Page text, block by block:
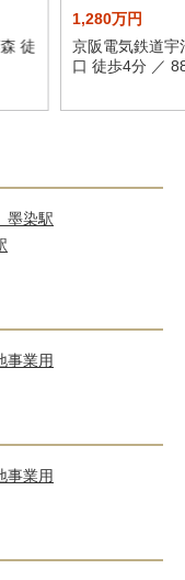
徒
1,280万円
京阪電気鉄道宇
口 徒歩4分 ／
墨染駅
事業用
事業用